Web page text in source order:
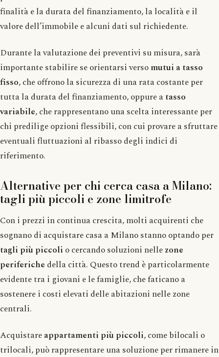
finalità e la durata del finanziamento, la località e il
valore dell’immobile e alcuni dati sul richiedente.
Durante la valutazione dei preventivi su misura, sarà
importante stabilire se orientarsi versomutui a tasso
fisso, che offrono la sicurezza di una rata costante per
tutta la durata del finanziamento, oppure atasso
variabile, che rappresentano una scelta interessante per
chi predilige opzioni flessibili, con cui provare a sfruttare
eventuali fluttuazioni al ribasso degli indici di
riferimento.
Alternative per chi cerca casa a Milano:
tagli più piccoli e zone limitrofe
Con i prezzi in continua crescita, molti acquirenti che
sognano di acquistare casa a Milano stanno optando per
tagli più piccoli o cercando soluzioni nellezone
periferiche della città. Questo trend è particolarmente
evidente tra i giovani e le famiglie, che faticano a
sostenere i costi elevati delle abitazioni nelle zone
centrali.
Acquistareappartamenti più piccoli, come bilocali o
trilocali, può rappresentare una soluzione per rimanere in